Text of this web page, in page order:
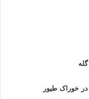
در خوراک طیور